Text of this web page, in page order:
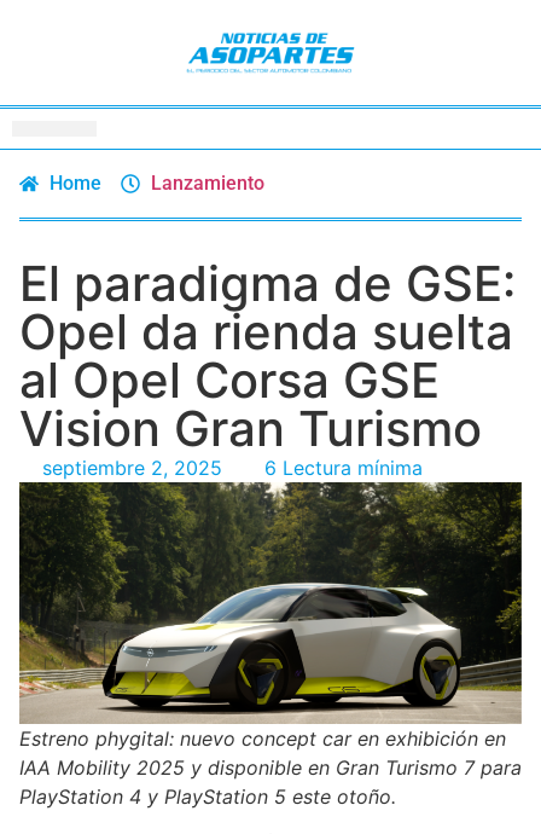
Home Lanzamiento
El paradigma de GSE:
Opel da rienda suelta
al Opel Corsa GSE
Vision Gran Turismo
septiembre 2, 2025 6 Lectura mínima
Estreno phygital: nuevo concept car en exhibición en
IAA Mobility 2025 y disponible en Gran Turismo 7 para
PlayStation 4 y PlayStation 5 este otoño.